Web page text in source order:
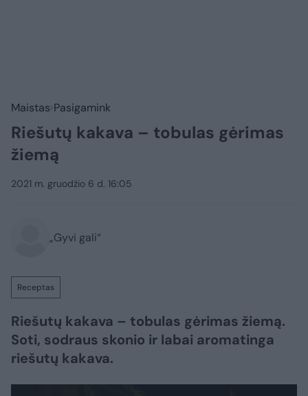
Maistas Pasigamink
Riešutų kakava – tobulas gėrimas
žiemą
2021 m. gruodžio 6 d. 16:05
„Gyvi gali“
Receptas
Riešutų kakava – tobulas gėrimas žiemą.
Soti, sodraus skonio ir labai aromatinga
riešutų kakava.